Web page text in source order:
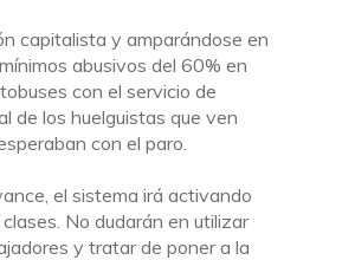
capitalista y amparándose en
abusivos del 60% en
con el servicio de
de los huelguistas que ven
con el paro.
el sistema irá activando
No dudarán en utilizar
y tratar de poner a la